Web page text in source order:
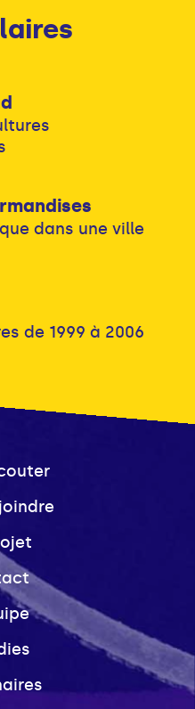
dans une ville
de 1999 à 2006